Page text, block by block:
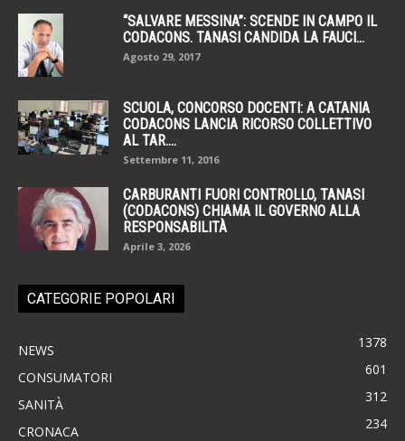
“SALVARE MESSINA”: SCENDE IN CAMPO IL
CODACONS. TANASI CANDIDA LA FAUCI...
Agosto 29, 2017
SCUOLA, CONCORSO DOCENTI: A CATANIA
CODACONS LANCIA RICORSO COLLETTIVO
AL TAR....
Settembre 11, 2016
CARBURANTI FUORI CONTROLLO, TANASI
(CODACONS) CHIAMA IL GOVERNO ALLA
RESPONSABILITÀ
Aprile 3, 2026
CATEGORIE POPOLARI
NEWS 1378
CONSUMATORI 601
SANITÀ 312
CRONACA 234